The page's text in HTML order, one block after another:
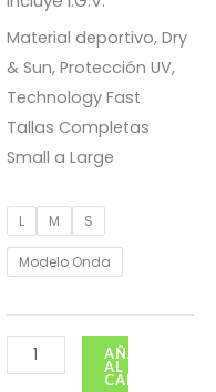
era:
S/ 65.00.
es:
S/
Material deportivo, Dry
& Sun, Protección UV,
Technology Fast
Tallas Completas
Small a Large
L M S
Modelo Onda
Faldishort
onda
VV
Negro/verde
cantidad
AÑADIR
AL
CARRITO